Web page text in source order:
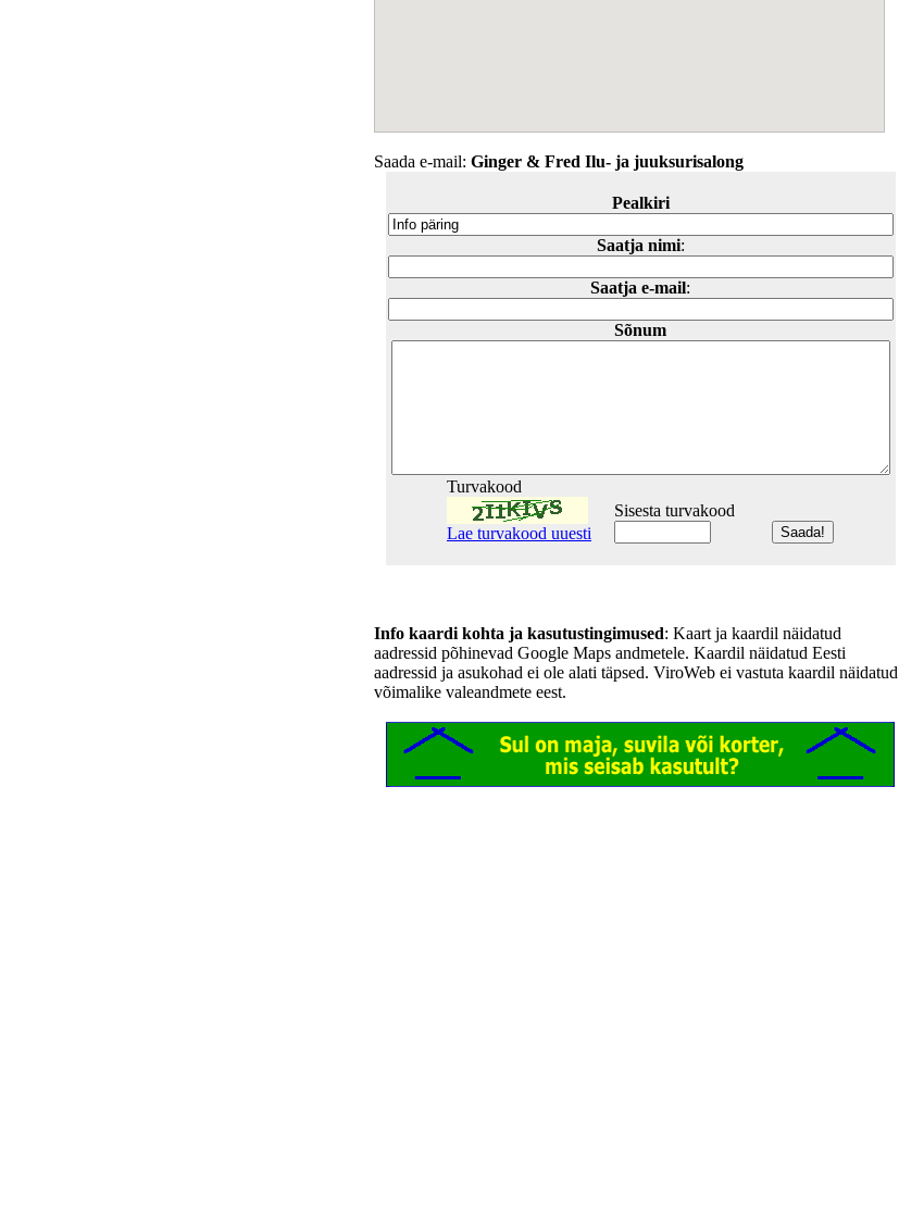
Saada e-mail: Ginger & Fred Ilu- ja juuksurisalong
Pealkiri
Saatja nimi:
Saatja e-mail:
Sõnum
Turvakood
Lae turvakood uuesti
Sisesta turvakood
Info kaardi kohta ja kasutustingimused: Kaart ja kaardil näidatud
aadressid põhinevad Google Maps andmetele. Kaardil näidatud Eesti
aadressid ja asukohad ei ole alati täpsed. ViroWeb ei vastuta kaardil näidatud
võimalike valeandmete eest.